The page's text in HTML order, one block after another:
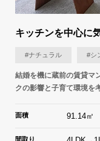
キッチンを中心に
#ナチュラル #シ
結婚を機に蔵前の賃貸マ
クの影響と子育て環境を
面積 91.14㎡
間取り